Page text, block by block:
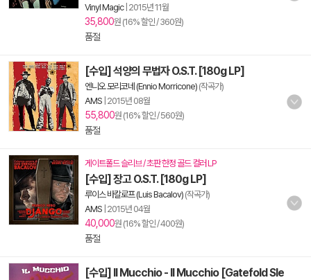
Vinyl Magic| 2015년 11월
35,800원 (16% 할인 / 360원)
품절
[수입] 석양의 무법자 O.S.T. [180g LP]
엔니오 모리코네 (Ennio Morricone) (작곡가)
AMS 2015년 08월
55,800원 (16% 할인 / 560원)
품절
게이트폴드 슬리브 / 초판 한정 골드 컬러 LP
[수입] 장고 O.S.T. [180g LP]
루이스 바칼로프 (Luis Bacalov) (작곡가)
AMS 2015년 04월
40,000원 (16% 할인 / 400원)
품절
[수입] Il Mucchio - Il Mucchio [Gatefold Sle